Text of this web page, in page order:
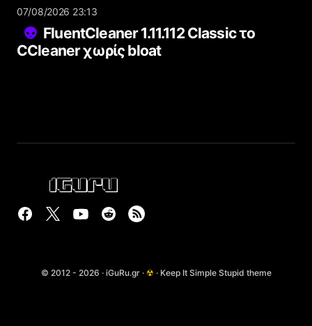
07/08/2026 23:13
FluentCleaner 1.11.112 Classic το
CCleaner χωρίς bloat
© 2012 - 2026 · iGuRu.gr · ☢ · Keep It Simple Stupid theme